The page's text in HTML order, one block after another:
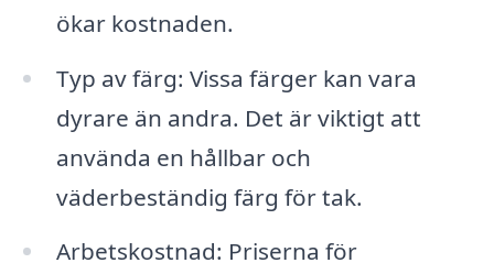
ökar kostnaden.
Typ av färg: Vissa färger kan vara
dyrare än andra. Det är viktigt att
använda en hållbar och
väderbeständig färg för tak.
Arbetskostnad: Priserna för